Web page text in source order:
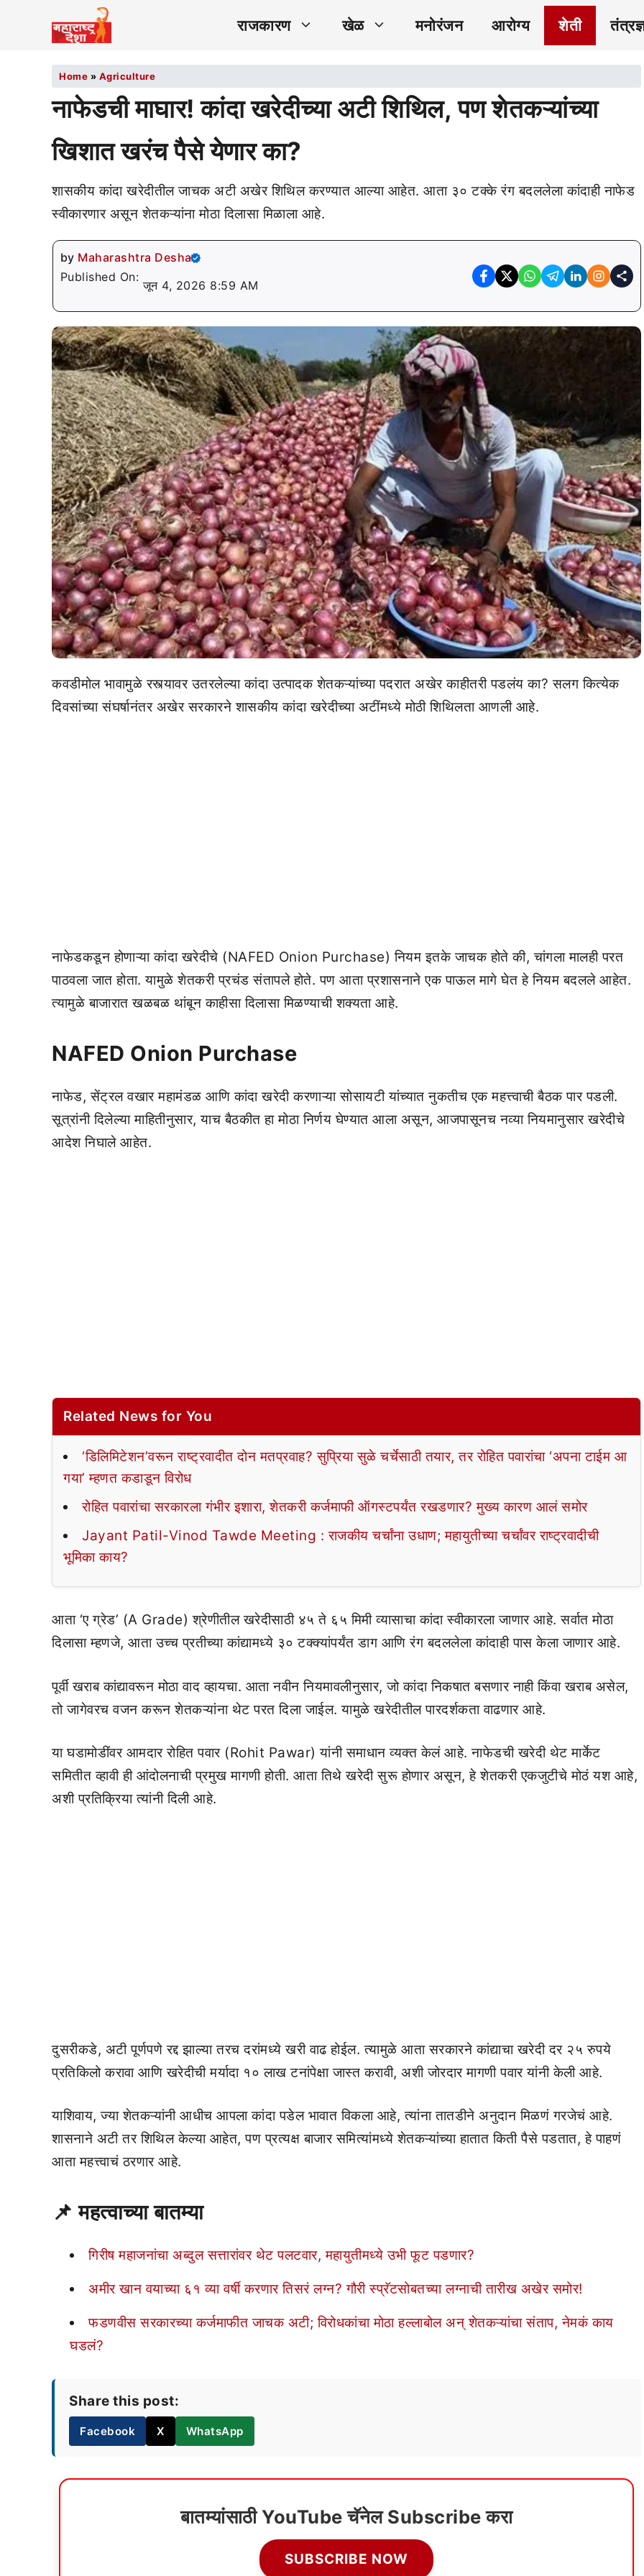
राजकारण खेळ मनोरंजन आरोग्य शेती
Home » Agriculture
नाफेडची माघार! कांदा खरेदीच्या अटी शिथिल, पण शेतकऱ्यांच्या
खिशात खरंच पैसे येणार का?
शासकीय कांदा खरेदीतील जाचक अटी अखेर शिथिल करण्यात आल्या आहेत. आता ३० टक्के रंग बदललेला कांदाही नाफेड
स्वीकारणार असून शेतकऱ्यांना मोठा दिलासा मिळाला आहे.
by Maharashtra Desha
Published On:
जून 4, 2026 8:59 AM
कवडीमोल भावामुळे रस्त्यावर उतरलेल्या कांदा उत्पादक शेतकऱ्यांच्या पदरात अखेर काहीतरी पडलंय का? सलग कित्येक
दिवसांच्या संघर्षानंतर अखेर सरकारने शासकीय कांदा खरेदीच्या अटींमध्ये मोठी शिथिलता आणली आहे.
नाफेडकडून होणाऱ्या कांदा खरेदीचे (NAFED Onion Purchase) नियम इतके जाचक होते की, चांगला मालही परत
पाठवला जात होता. यामुळे शेतकरी प्रचंड संतापले होते. पण आता प्रशासनाने एक पाऊल मागे घेत हे नियम बदलले आहेत.
त्यामुळे बाजारात खळबळ थांबून काहीसा दिलासा मिळण्याची शक्यता आहे.
NAFED Onion Purchase
नाफेड, सेंट्रल वखार महामंडळ आणि कांदा खरेदी करणाऱ्या सोसायटी यांच्यात नुकतीच एक महत्त्वाची बैठक पार पडली.
सूत्रांनी दिलेल्या माहितीनुसार, याच बैठकीत हा मोठा निर्णय घेण्यात आला असून, आजपासूनच नव्या नियमानुसार खरेदीचे
आदेश निघाले आहेत.
Related News for You
‘डिलिमिटेशन’वरून राष्ट्रवादीत दोन मतप्रवाह? सुप्रिया सुळे चर्चेसाठी तयार, तर रोहित पवारांचा ‘अपना टाईम आ
गया’ म्हणत कडाडून विरोध
रोहित पवारांचा सरकारला गंभीर इशारा, शेतकरी कर्जमाफी ऑगस्टपर्यंत रखडणार? मुख्य कारण आलं समोर
Jayant Patil-Vinod Tawde Meeting : राजकीय चर्चांना उधाण; महायुतीच्या चर्चांवर राष्ट्रवादीची
भूमिका काय?
आता ‘ए ग्रेड’ (A Grade) श्रेणीतील खरेदीसाठी ४५ ते ६५ मिमी व्यासाचा कांदा स्वीकारला जाणार आहे. सर्वात मोठा
दिलासा म्हणजे, आता उच्च प्रतीच्या कांद्यामध्ये ३० टक्क्यांपर्यंत डाग आणि रंग बदललेला कांदाही पास केला जाणार आहे.
पूर्वी खराब कांद्यावरून मोठा वाद व्हायचा. आता नवीन नियमावलीनुसार, जो कांदा निकषात बसणार नाही किंवा खराब असेल,
तो जागेवरच वजन करून शेतकऱ्यांना थेट परत दिला जाईल. यामुळे खरेदीतील पारदर्शकता वाढणार आहे.
या घडामोडींवर आमदार रोहित पवार (Rohit Pawar) यांनी समाधान व्यक्त केलं आहे. नाफेडची खरेदी थेट मार्केट
समितीत व्हावी ही आंदोलनाची प्रमुख मागणी होती. आता तिथे खरेदी सुरू होणार असून, हे शेतकरी एकजुटीचे मोठं यश आहे,
अशी प्रतिक्रिया त्यांनी दिली आहे.
दुसरीकडे, अटी पूर्णपणे रद्द झाल्या तरच दरांमध्ये खरी वाढ होईल. त्यामुळे आता सरकारने कांद्याचा खरेदी दर २५ रुपये
प्रतिकिलो करावा आणि खरेदीची मर्यादा १० लाख टनांपेक्षा जास्त करावी, अशी जोरदार मागणी पवार यांनी केली आहे.
याशिवाय, ज्या शेतकऱ्यांनी आधीच आपला कांदा पडेल भावात विकला आहे, त्यांना तातडीने अनुदान मिळणं गरजेचं आहे.
शासनाने अटी तर शिथिल केल्या आहेत, पण प्रत्यक्ष बाजार समित्यांमध्ये शेतकऱ्यांच्या हातात किती पैसे पडतात, हे पाहणं
आता महत्त्वाचं ठरणार आहे.
📌महत्वाच्या बातम्या
गिरीष महाजनांचा अब्दुल सत्तारांवर थेट पलटवार, महायुतीमध्ये उभी फूट पडणार?
अमीर खान वयाच्या ६१ व्या वर्षी करणार तिसरं लग्न? गौरी स्प्रॅटसोबतच्या लग्नाची तारीख अखेर समोर!
फडणवीस सरकारच्या कर्जमाफीत जाचक अटी; विरोधकांचा मोठा हल्लाबोल अन् शेतकऱ्यांचा संताप, नेमकं काय
घडलं?
Share this post:
Facebook X WhatsApp
बातम्यांसाठी YouTube चॅनेल Subscribe करा
SUBSCRIBE NOW